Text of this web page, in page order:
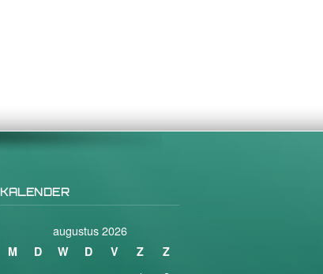
KALENDER
augustus 2026
M D W D V Z Z